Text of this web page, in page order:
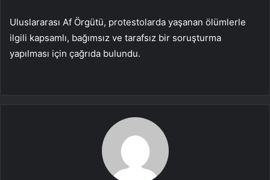
Uluslararası Af Örgütü, protestolarda yaşanan ölümlerle
ilgili kapsamlı, bağımsız ve tarafsız bir soruşturma
yapılması için çağrıda bulundu.